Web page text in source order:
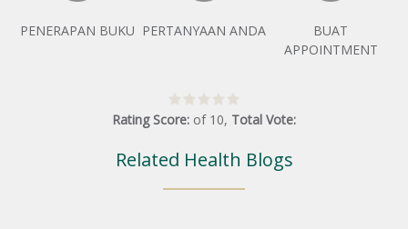
PENERAPAN BUKU PERTANYAAN ANDA
BUAT
APPOINTMENT
Rating Score: of 10, Total Vote:
Related Health Blogs